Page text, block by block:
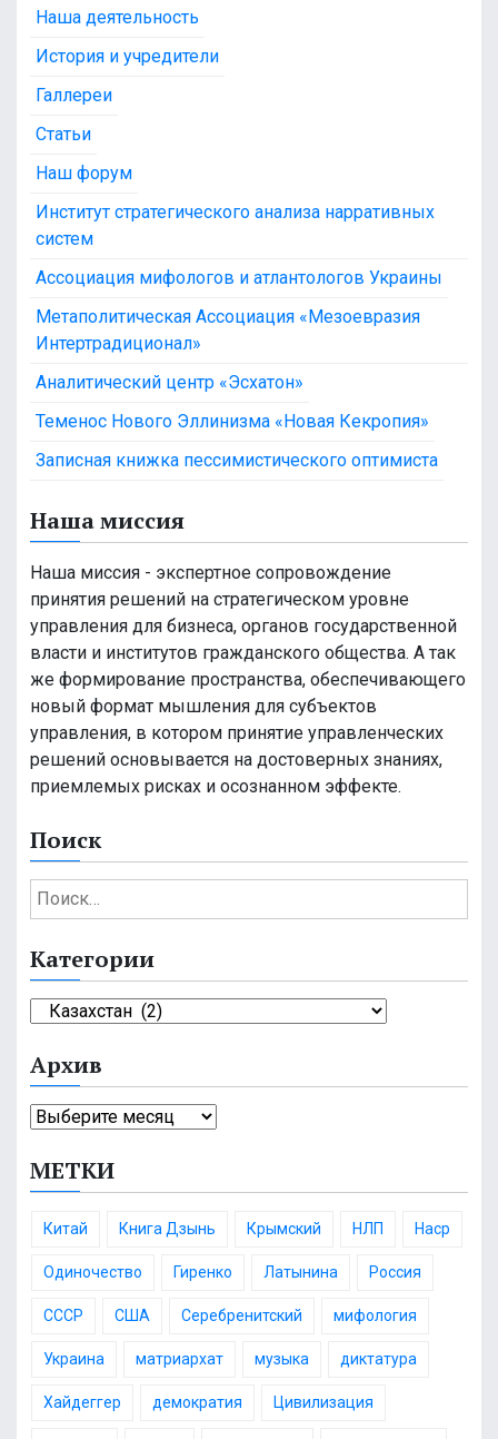
Наша деятельность
История и учредители
Галлереи
Статьи
Наш форум
Институт стратегического анализа нарративных
систем
Ассоциация мифологов и атлантологов Украины
Метаполитическая Ассоциация «Мезоевразия
Интертрадиционал»
Аналитический центр «Эсхатон»
Теменос Нового Эллинизма «Новая Кекропия»
Записная книжка пессимистического оптимиста
Наша миссия
Наша миссия - экспертное сопровождение
принятия решений на стратегическом уровне
управления для бизнеса, органов государственной
власти и институтов гражданского общества. А так
же формирование пространства, обеспечивающего
новый формат мышления для субъектов
управления, в котором принятие управленческих
решений основывается на достоверных знаниях,
приемлемых рисках и осознанном эффекте.
Поиск
Н
а
т
и
:
Категории
т
е
р
и
Архив
А
х
и
МЕТКИ
Китай Книга Дзынь Крымский НЛП Наср
Одиночество Гиренко Латынина Россия
СССР США Серебренитский мифология
Украина матриархат музыка диктатура
Хайдеггер демократия Цивилизация